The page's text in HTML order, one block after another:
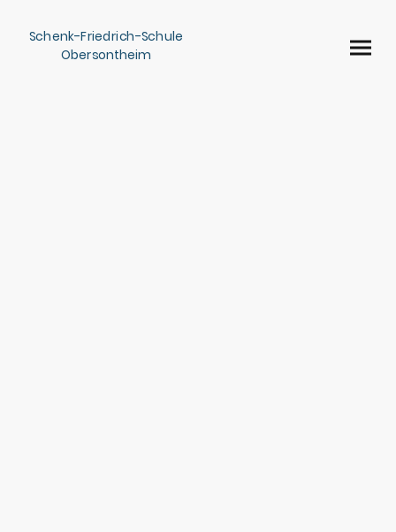
Schenk-Friedrich-Schule
Obersontheim